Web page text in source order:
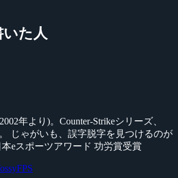
た人
年より)。Counter-Strikeシリーズ、
じゃがいも、誤字脱字を見つけるのが
eスポーツアワード 功労賞受賞